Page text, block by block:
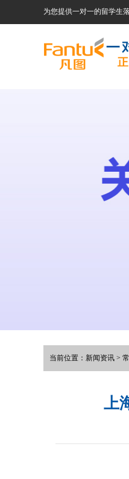
为您提供一对一的留学生
当前位置： 新闻资讯 >
上